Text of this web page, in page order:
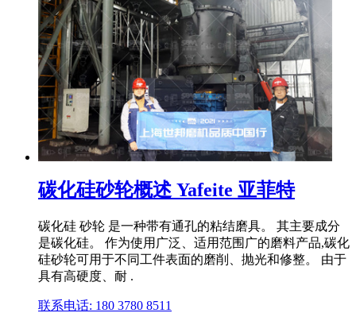
碳化硅砂轮概述 Yafeite 亚菲特
碳化硅 砂轮 是一种带有通孔的粘结磨具。 其主要成分
是碳化硅。 作为使用广泛、适用范围广的磨料产品,碳化
硅砂轮可用于不同工件表面的磨削、抛光和修整。 由于
具有高硬度、耐 .
联系电话: 180 3780 8511